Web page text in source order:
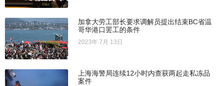
加拿大劳工部长要求调解员提出结束BC省温
哥华港口罢工的条件
2023年 7月 13日
上海海警局连续12小时内查获两起走私冻品
案件